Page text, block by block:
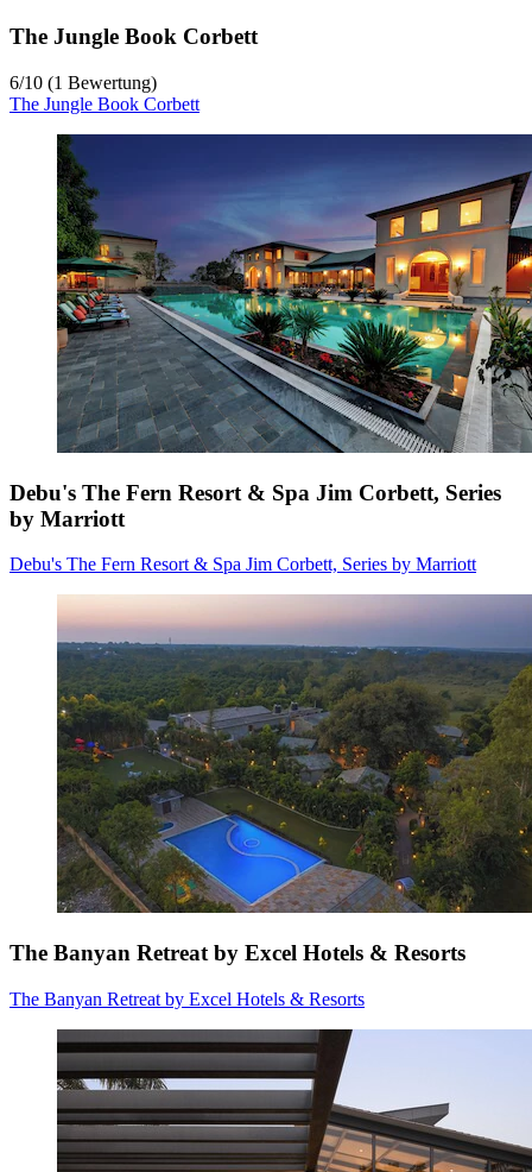
The Jungle Book Corbett
6/10 (1 Bewertung)
The Jungle Book Corbett
Debu's The Fern Resort & Spa Jim Corbett, Series
by Marriott
Debu's The Fern Resort & Spa Jim Corbett, Series by Marriott
The Banyan Retreat by Excel Hotels & Resorts
The Banyan Retreat by Excel Hotels & Resorts